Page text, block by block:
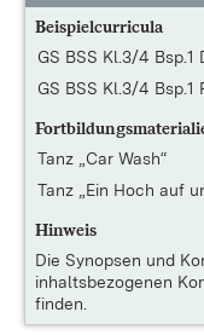
Beispielcurricula
GS BSS Kl.3/4 Bsp.1
GS BSS Kl.3/4 Bsp.1
Tanz „Car Wash“
Tanz „Ein Hoch auf
Hinweis
Die Synopsen und
inhaltsbezogenen
finden.